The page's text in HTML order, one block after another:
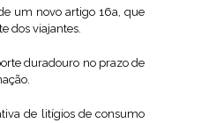
um novo artigo 16a, que
dos viajantes.
duradouro no prazo de
de litígios de consumo